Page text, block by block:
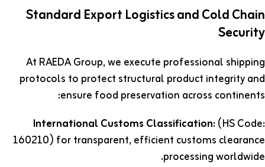
Standard Export Logistics and Cold Chain
Security
At RAEDA Group, we execute professional shipping
protocols to protect structural product integrity and
ensure food preservation across continents:
International Customs Classification:(HS Code:
160210) for transparent, efficient customs clearance
processing worldwide.